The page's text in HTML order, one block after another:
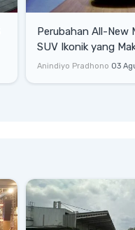
Perubahan All-New
SUV Ikonik yang
Mewah, dan Matang
Anindiyo Pradhono 03